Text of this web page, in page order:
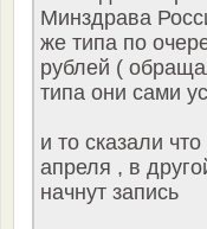
Минздрава
же типа по
рублей (
типа они сами
и то сказали
апреля , в
начнут запись